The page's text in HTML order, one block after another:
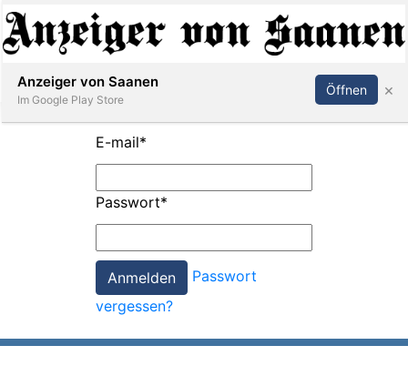
Abonnieren Anmelden
E-mail*
Passwort*
Passwort
vergessen?
Anzeiger von Saanen
Im Google Play Store
Öffnen ×